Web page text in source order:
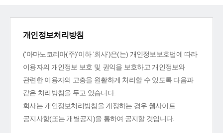
개인정보처리방침
('아마노코리아(주)'이하 '회사')은(는) 개인정보보호법에 따라
이용자의 개인정보 보호 및 권익을 보호하고 개인정보와
관련한 이용자의 고충을 원활하게 처리할 수 있도록 다음과
같은 처리방침을 두고 있습니다.
회사는 개인정보처리방침을 개정하는 경우 웹사이트
공지사항(또는 개별공지)을 통하여 공지할 것입니다.